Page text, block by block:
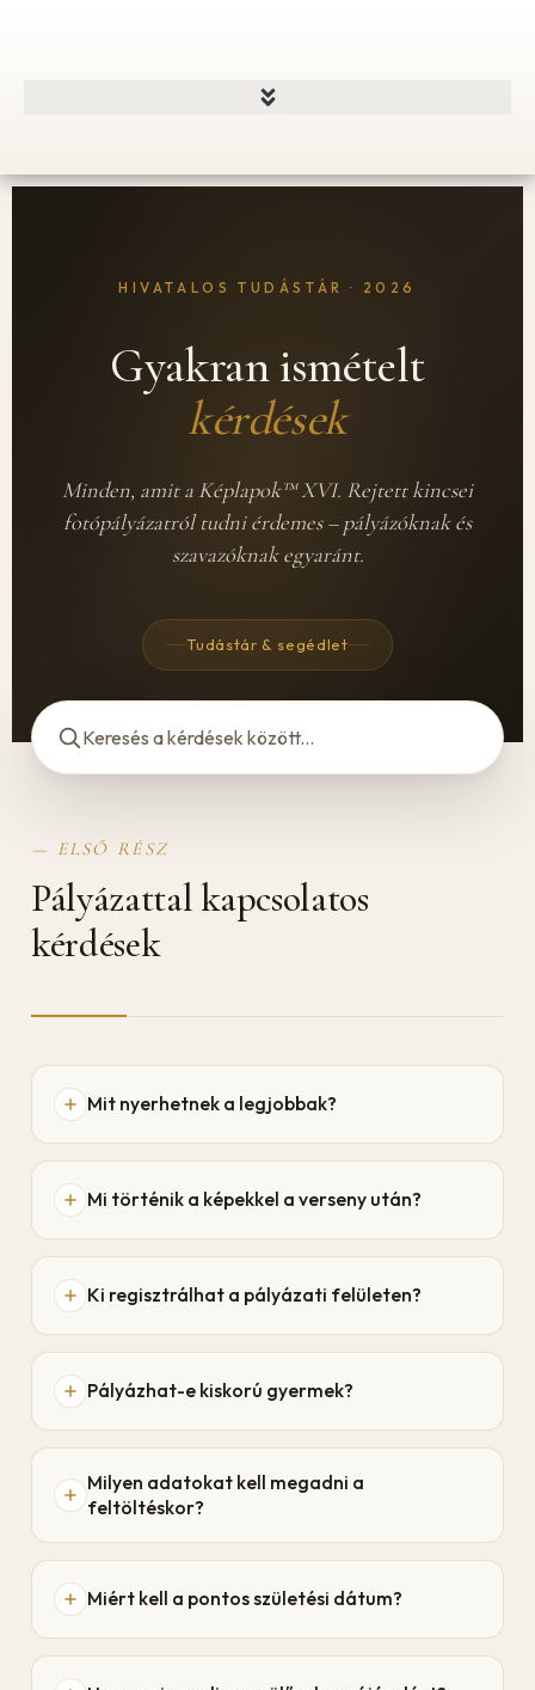
HIVATALOS TUDÁSTÁR · 2026
Gyakran ismételt
kérdések
Minden, amit a Képlapok™ XVI. Rejtett kincsei
fotópályázatról tudni érdemes – pályázóknak és
szavazóknak egyaránt.
Tudástár & segédlet
— ELSŐ RÉSZ
Pályázattal kapcsolatos
kérdések
Mit nyerhetnek a legjobbak?
Mi történik a képekkel a verseny után?
Ki regisztrálhat a pályázati felületen?
Pályázhat-e kiskorú gyermek?
Milyen adatokat kell megadni a
feltöltéskor?
Miért kell a pontos születési dátum?